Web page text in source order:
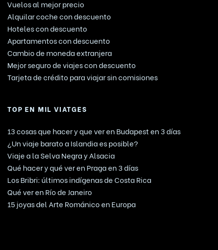
Vuelos al mejor precio
Alquilar coche con descuento
Hoteles con descuento
Apartamentos con descuento
Cambio de moneda extranjera
Mejor seguro de viajes con descuento
Tarjeta de crédito para viajar sin comisiones
TOP EN MIL VIATGES
13 cosas que hacer y que ver en Budapest en 3 días
¿Un viaje barato a Islandia es posible?
Viaje a la Selva Negra y Alsacia
Qué hacer y qué ver en Praga en 3 días
Los Bribri: últimos indígenas de Costa Rica
Qué ver en Río de Janeiro
15 joyas del Arte Románico en Europa